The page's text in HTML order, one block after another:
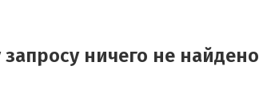
ничего не найдено